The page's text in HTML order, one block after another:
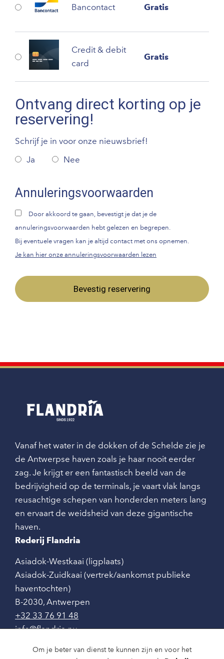
Om je beter van dienst te kunnen zijn en voor het
Bancontact Gratis
Credit & debit
card
Gratis
Ontvang direct korting op je
reservering!
Schrijf je in voor onze nieuwsbrief!
Ja
Nee
Annuleringsvoorwaarden
Door akkoord te gaan, bevestigt je dat je de
annuleringsvoorwaarden hebt gelezen en begrepen.
Bij eventuele vragen kan je altijd contact met ons opnemen.
Je kan hier onze annuleringsvoorwaarden lezen
Bevestig reservering
Vanaf het water in de dokken of de Schelde zie je
de Antwerpse haven zoals je haar nooit eerder
zag. Je krijgt er een fantastisch beeld van de
bedrijvigheid op de terminals, je vaart vlak langs
reusachtige schepen van honderden meters lang
en ervaart de weidsheid van deze gigantische
haven.
Rederij Flandria
Asiadok-Westkaai (ligplaats)
Asiadok-Zuidkaai (vertrek/aankomst publieke
haventochten)
B-2030, Antwerpen
+32 33 76 91 48
info@flandria.nu
Contact